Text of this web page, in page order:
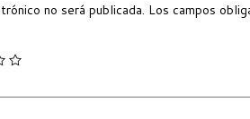
no será publicada. Los campos